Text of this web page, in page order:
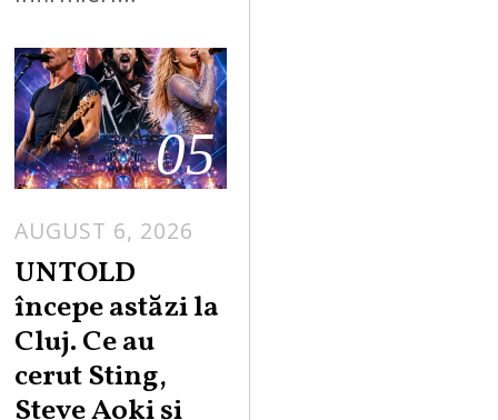
05
AUGUST 6, 2026
UNTOLD
începe astăzi la
Cluj. Ce au
cerut Sting,